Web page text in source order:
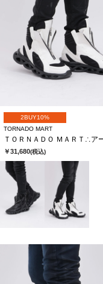
2BUY10%
TORNADO MART
￥31,680(税込)